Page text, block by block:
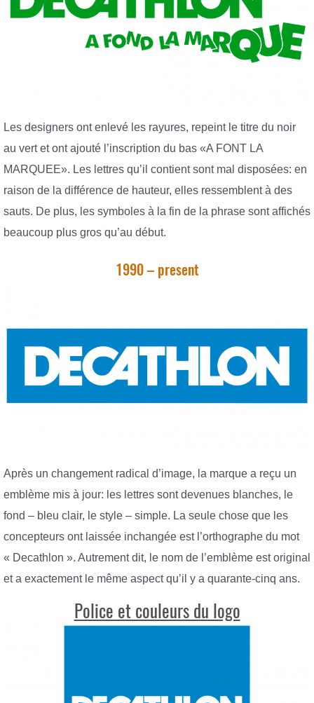
Les designers ont enlevé les rayures, repeint le titre du noir
au vert et ont ajouté l’inscription du bas «A FONT LA
MARQUEE». Les lettres qu’il contient sont mal disposées: en
raison de la différence de hauteur, elles ressemblent à des
sauts. De plus, les symboles à la fin de la phrase sont affichés
beaucoup plus gros qu’au début.
1990 – present
Après un changement radical d’image, la marque a reçu un
emblème mis à jour: les lettres sont devenues blanches, le
fond – bleu clair, le style – simple. La seule chose que les
concepteurs ont laissée inchangée est l’orthographe du mot
« Decathlon ». Autrement dit, le nom de l’emblème est original
et a exactement le même aspect qu’il y a quarante-cinq ans.
Police et couleurs du logo